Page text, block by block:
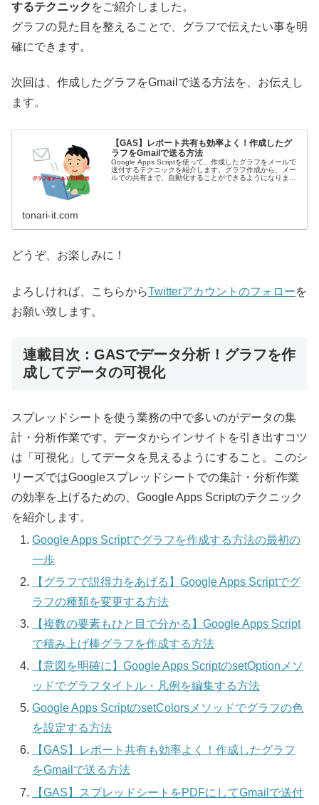
するテクニック をご紹介しました。
グラフの見た目を整えることで、グラフで伝えたい事を明
確にできます。
次回は、作成したグラフをGmailで送る方法を、お伝えし
ます。
【GAS】レポート共有も効率よく！作成したグ
ラフをGmailで送る方法
Google Apps Scriptを使って、作成したグラフをメールで
送付するテクニックを紹介します。グラフ作成から、メー
ルでの共有まで、自動化することができるようになりま
tonari-it.com
どうぞ、お楽しみに！
よろしければ、こちらからTwitterアカウントのフォローを
お願い致します。
連載目次：GASでデータ分析！グラフを作
成してデータの可視化
スプレッドシートを使う業務の中で多いのがデータの集
計・分析作業です。データからインサイトを引き出すコツ
は「可視化」してデータを見えるようにすること。このシ
リーズではGoogleスプレッドシートでの集計・分析作業
の効率を上げるための、Google Apps Scriptのテクニック
を紹介します。
Google Apps Scriptでグラフを作成する方法の最初の
一歩
【グラフで説得力をあげる】Google Apps Scriptでグ
ラフの種類を変更する方法
【複数の要素もひと目で分かる】Google Apps Script
で積み上げ棒グラフを作成する方法
【意図を明確に】Google Apps ScriptのsetOptionメソ
ッドでグラフタイトル・凡例を編集する方法
Google Apps ScriptのsetColorsメソッドでグラフの色
を設定する方法
【GAS】レポート共有も効率よく！作成したグラフ
をGmailで送る方法
【GAS】スプレッドシートをPDFにしてGmailで送付